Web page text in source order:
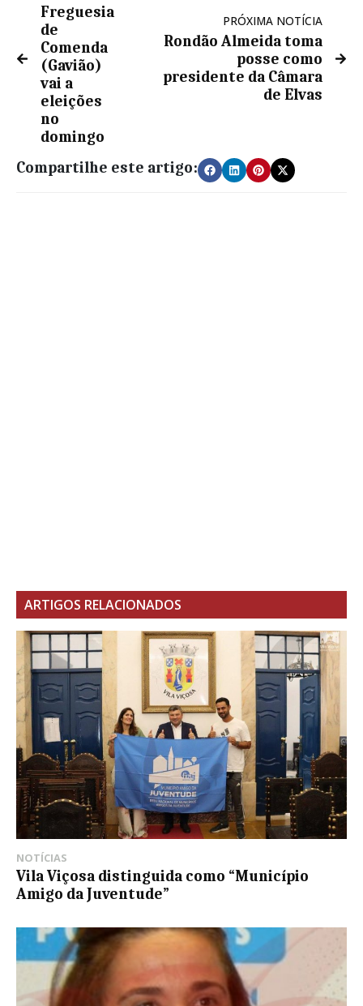
Freguesia
de
Comenda
(Gavião)
vai a
eleições
no
domingo
PRÓXIMA NOTÍCIA
Rondão Almeida toma
posse como
presidente da Câmara
de Elvas
Compartilhe este artigo:
ARTIGOS RELACIONADOS
NOTÍCIAS
Vila Viçosa distinguida como “Município
Amigo da Juventude”